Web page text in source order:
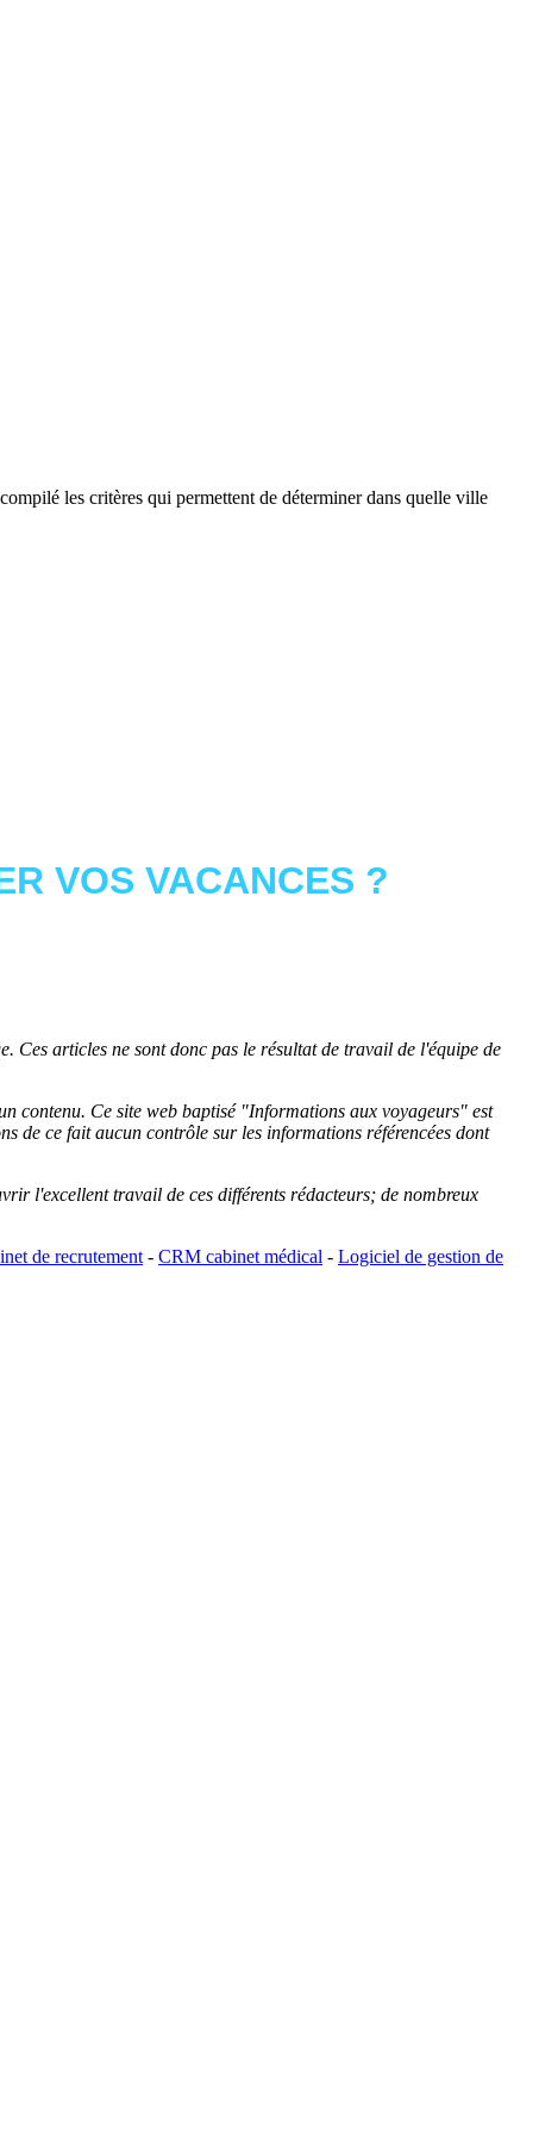
les critères qui permettent de déterminer dans quelle ville
VOS VACANCES ?
Ces articles ne sont donc pas le résultat de travail de l'équipe de
contenu. Ce site web baptisé "Informations aux voyageurs" est
de ce fait aucun contrôle sur les informations référencées dont
l'excellent travail de ces différents rédacteurs; de nombreux
de recrutement- CRM cabinet médical - Logiciel de gestion de